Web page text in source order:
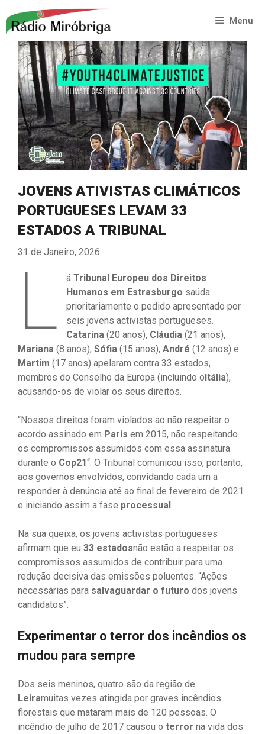
para
conteúdo
Menu
JOVENS ATIVISTAS CLIMÁTICOS
PORTUGUESES LEVAM 33
ESTADOS A TRIBUNAL
31 de Janeiro, 2026
L áTribunal Europeu dos Direitos
Humanos em Estrasburgo saúda
prioritariamente o pedido apresentado por
seis jovens activistas portugueses.
Catarina (20 anos), Cláudia (21 anos),
Mariana (8 anos), Sófia (15 anos), André (12 anos) e
Martim (17 anos) apelaram contra 33 estados,
membros do Conselho da Europa (incluindo oItália),
acusando-os de violar os seus direitos.
“Nossos direitos foram violados ao não respeitar o
acordo assinado em Paris em 2015, não respeitando
os compromissos assumidos com essa assinatura
durante o Cop21“. O Tribunal comunicou isso, portanto,
aos governos envolvidos, convidando cada um a
responder à denúncia até ao final de fevereiro de 2021
e iniciando assim a fase processual
Na sua queixa, os jovens activistas portugueses
afirmam que eu 33 estadosnão estão a respeitar os
compromissos assumidos de contribuir para uma
redução decisiva das emissões poluentes. “Ações
necessárias para salvaguardar o futuro dos jovens
candidatos”.
Experimentar o terror dos incêndios os
mudou para sempre
Dos seis meninos, quatro são da região de
Leiramuitas vezes atingida por graves incêndios
florestais que mataram mais de 120 pessoas. O
incêndio de julho de 2017 causou o terror na vida dos